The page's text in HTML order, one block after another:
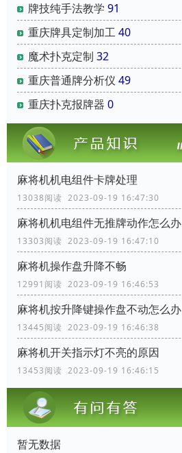
牌技纯手法教学 91
重庆牌具定制加工40
魔术扑克定制 32
重庆普通牌分析仪 49
重庆扑克报牌器 0
麻将机机电组件卡牌处理
13038阅读 2023-09-19 16:47:30
麻将机机电组件无推牌动作怎么办
13303阅读 2023-09-19 16:47:10
麻将机操作盘升降不畅
12991阅读 2023-09-19 16:46:53
麻将机按升降键操作盘不动怎么办
13445阅读 2023-09-19 16:46:38
麻将机开关指示灯不亮的原因
13453阅读 2023-09-19 16:46:15
暂无数据